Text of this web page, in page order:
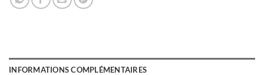
INFORMATIONS COMPLÉMENTAIRES